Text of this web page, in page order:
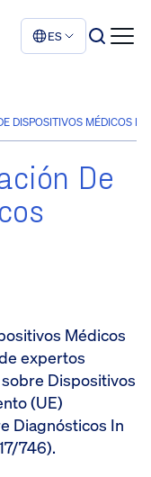
ES
DISPOSITIVOS MÉDICOS
De
Médicos
expertos
Dispositivos
(UE)
Diagnósticos In
746).